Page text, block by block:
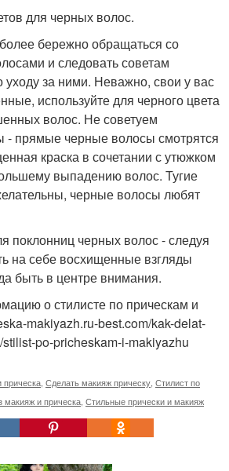
для черных волос.
бережно обращаться со
и следовать советам
за ними. Неважно, свои у вас
используйте для черного цвета
волос. Не советуем
- прямые черные волосы смотрятся
краска в сочетании с утюжком
выпадению волос. Тугие
черные волосы любят
поклонниц черных волос - следуя
на себе восхищенные взгляды
быть в центре внимания.
о стилисте по прическам и
makiyazh.ru-best.com/kak-delat-
po-pricheskam-i-makiyazhu
Сделать макияж прическу Стилист по
макияж и прическа Стильные прически и макияж